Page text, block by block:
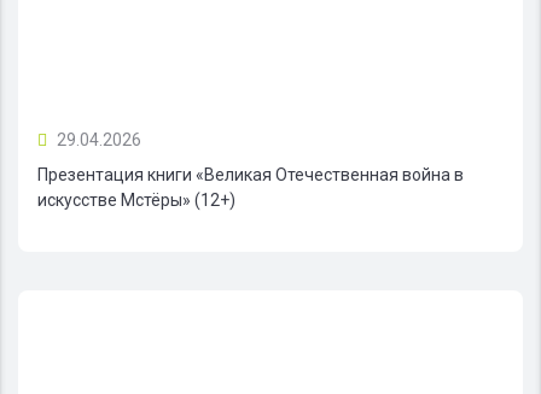
29.04.2026
Презентация книги «Великая Отечественная война в
искусстве Мстёры» (12+)